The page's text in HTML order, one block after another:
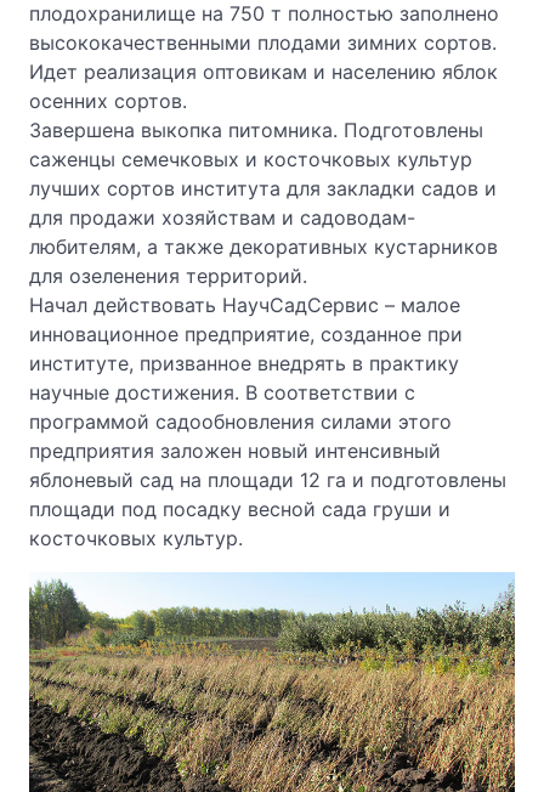
плодохранилище на 750 т полностью заполнено
высококачественными плодами зимних сортов.
Идет реализация оптовикам и населению яблок
осенних сортов.
Завершена выкопка питомника. Подготовлены
саженцы семечковых и косточковых культур
лучших сортов института для закладки садов и
для продажи хозяйствам и садоводам-
любителям, а также декоративных кустарников
для озеленения территорий.
Начал действовать НаучСадСервис – малое
инновационное предприятие, созданное при
институте, призванное внедрять в практику
научные достижения. В соответствии с
программой садообновления силами этого
предприятия заложен новый интенсивный
яблоневый сад на площади 12 га и подготовлены
площади под посадку весной сада груши и
косточковых культур.